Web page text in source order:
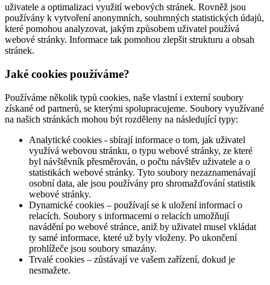
uživatele a optimalizaci využití webových stránek. Rovněž jsou
používány k vytvoření anonymních, souhrnných statistických údajů,
které pomohou analyzovat, jakým způsobem uživatel používá
webové stránky. Informace tak pomohou zlepšit strukturu a obsah
stránek.
Jaké cookies používáme?
Používáme několik typů cookies, naše vlastní i externí soubory
získané od partnerů, se kterými spolupracujeme. Soubory využívané
na našich stránkách mohou být rozděleny na následující typy:
Analytické cookies - sbírají informace o tom, jak uživatel
využívá webovou stránku, o typu webové stránky, ze které
byl návštěvník přesměrován, o počtu návštěv uživatele a o
statistikách webové stránky. Tyto soubory nezaznamenávají
osobní data, ale jsou používány pro shromažďování statistik
webové stránky.
Dynamické cookies – používají se k uložení informací o
relacích. Soubory s informacemi o relacích umožňují
navádění po webové stránce, aniž by uživatel musel vkládat
ty samé informace, které už byly vloženy. Po ukončení
prohlížeče jsou soubory smazány.
Trvalé cookies – zůstávají ve vašem zařízení, dokud je
nesmažete.